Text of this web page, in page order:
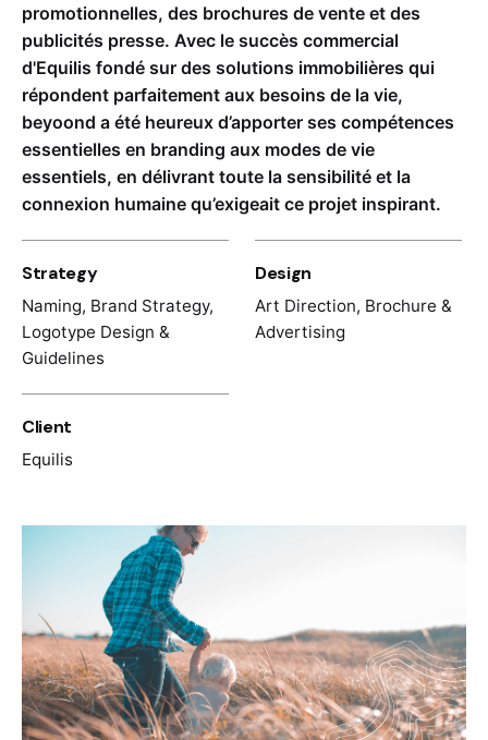
promotionnelles, des brochures de vente et des
publicités presse. Avec le succès commercial
d'Equilis fondé sur des solutions immobilières qui
répondent parfaitement aux besoins de la vie,
beyoond a été heureux d’apporter ses compétences
essentielles en branding aux modes de vie
essentiels, en délivrant toute la sensibilité et la
connexion humaine qu’exigeait ce projet inspirant.
Strategy
Naming, Brand Strategy,
Logotype Design &
Guidelines
Design
Art Direction, Brochure &
Advertising
Client
Equilis